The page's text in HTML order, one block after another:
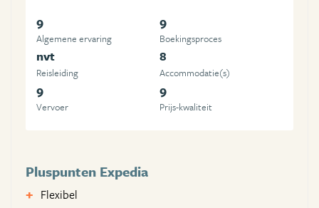
9
Algemene ervaring
9
Boekingsproces
nvt
Reisleiding
8
Accommodatie(s)
9
Vervoer
9
Prijs-kwaliteit
Pluspunten Expedia
Flexibel